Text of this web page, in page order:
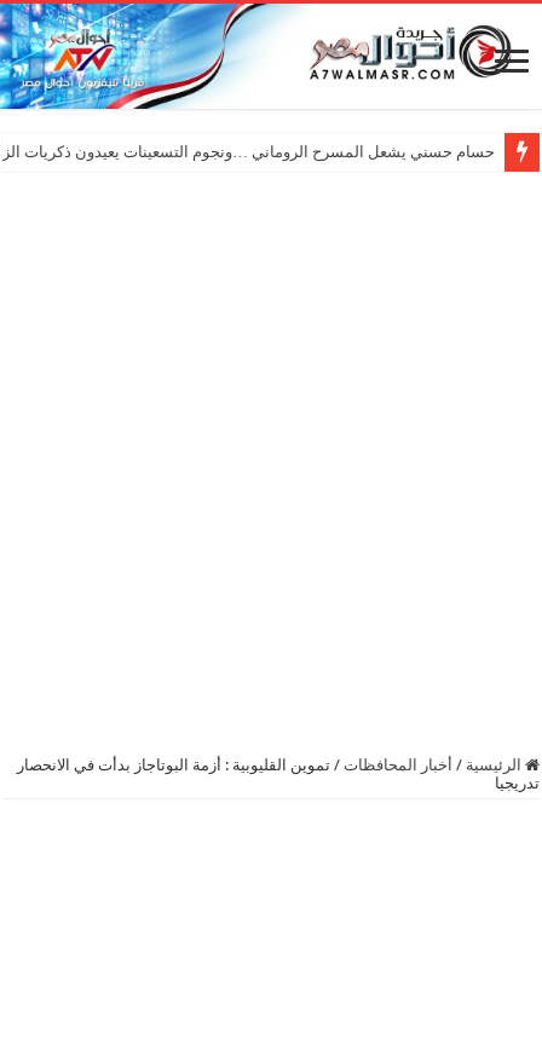
حسام حسني يشعل المسرح الروماني …ونجوم التسعينات يعيدون ذكريات
الرئيسية / أخبار المحافظات / تموين القليوبية : أزمة البوتاجاز بدأت في الانحصار
تدريجيا